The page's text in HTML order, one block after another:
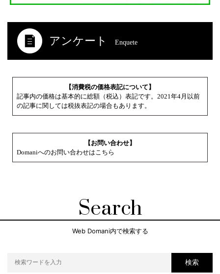
アンケート Enquete
【消費税の価格表記について】
記事内の価格は基本的に総額（税込）表記です。2021年4月以前
の記事に関しては税抜表記の場合もあります。
【お問い合わせ】
Domaniへのお問い合わせはこちら
Search
Web Domani内で検索する
検索